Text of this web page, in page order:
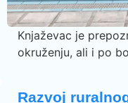
Knjaževac je
okruženju, ali i po
Razvoj